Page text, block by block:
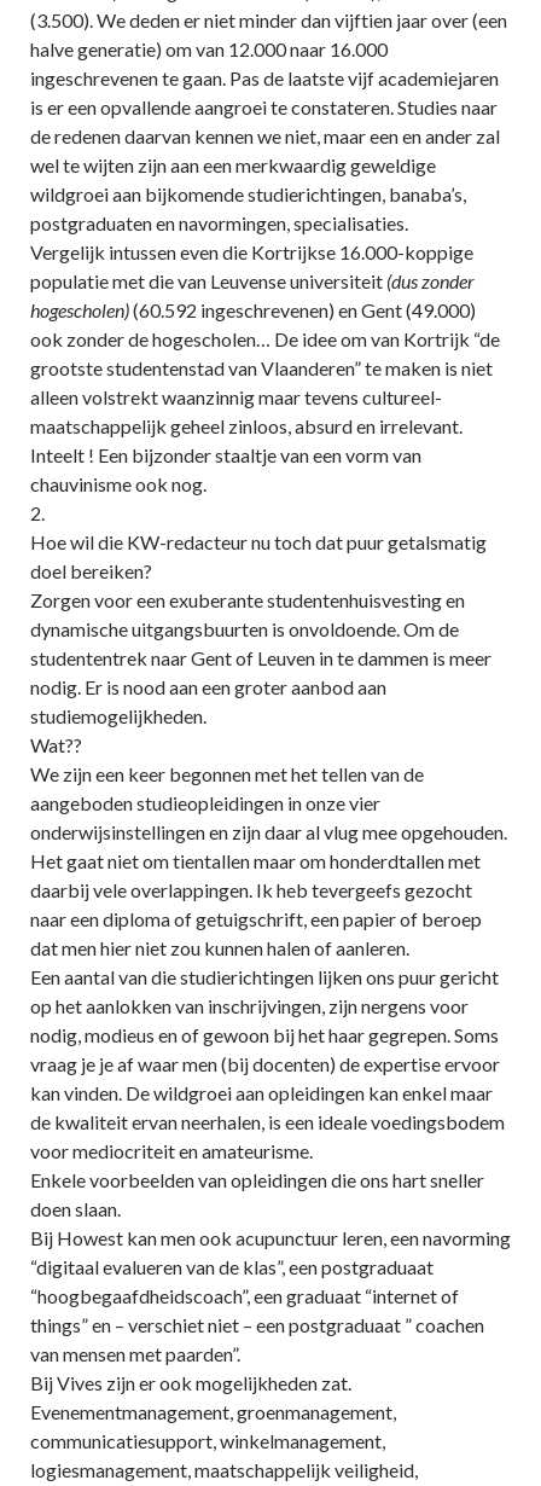
(3.500). We deden er niet minder dan vijftien jaar over (een
halve generatie) om van 12.000 naar 16.000
ingeschrevenen te gaan. Pas de laatste vijf academiejaren
is er een opvallende aangroei te constateren. Studies naar
de redenen daarvan kennen we niet, maar een en ander zal
wel te wijten zijn aan een merkwaardig geweldige
wildgroei aan bijkomende studierichtingen, banaba’s,
postgraduaten en navormingen, specialisaties.
Vergelijk intussen even die Kortrijkse 16.000-koppige
populatie met die van Leuvense universiteit (dus zonder
hogescholen)(60.592 ingeschrevenen) en Gent (49.000)
ook zonder de hogescholen… De idee om van Kortrijk “de
grootste studentenstad van Vlaanderen” te maken is niet
alleen volstrekt waanzinnig maar tevens cultureel-
maatschappelijk geheel zinloos, absurd en irrelevant.
Inteelt ! Een bijzonder staaltje van een vorm van
chauvinisme ook nog.
2.
Hoe wil die KW-redacteur nu toch dat puur getalsmatig
doel bereiken?
Zorgen voor een exuberante studentenhuisvesting en
dynamische uitgangsbuurten is onvoldoende. Om de
studententrek naar Gent of Leuven in te dammen is meer
nodig. Er is nood aan een groter aanbod aan
studiemogelijkheden.
Wat??
We zijn een keer begonnen met het tellen van de
aangeboden studieopleidingen in onze vier
onderwijsinstellingen en zijn daar al vlug mee opgehouden.
Het gaat niet om tientallen maar om honderdtallen met
daarbij vele overlappingen. Ik heb tevergeefs gezocht
naar een diploma of getuigschrift, een papier of beroep
dat men hier niet zou kunnen halen of aanleren.
Een aantal van die studierichtingen lijken ons puur gericht
op het aanlokken van inschrijvingen, zijn nergens voor
nodig, modieus en of gewoon bij het haar gegrepen. Soms
vraag je je af waar men (bij docenten) de expertise ervoor
kan vinden. De wildgroei aan opleidingen kan enkel maar
de kwaliteit ervan neerhalen, is een ideale voedingsbodem
voor mediocriteit en amateurisme.
Enkele voorbeelden van opleidingen die ons hart sneller
doen slaan.
Bij Howest kan men ook acupunctuur leren, een navorming
“digitaal evalueren van de klas”, een postgraduaat
“hoogbegaafdheidscoach”, een graduaat “internet of
things” en – verschiet niet – een postgraduaat ” coachen
van mensen met paarden”.
Bij Vives zijn er ook mogelijkheden zat.
Evenementmanagement, groenmanagement,
communicatiesupport, winkelmanagement,
logiesmanagement, maatschappelijk veiligheid,